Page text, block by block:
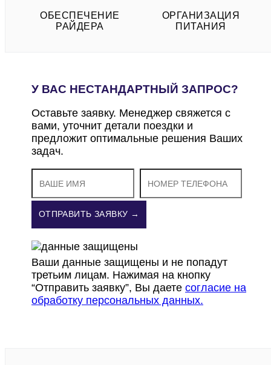
ОБЕСПЕЧЕНИЕ
РАЙДЕРА
ОРГАНИЗАЦИЯ
ПИТАНИЯ
У ВАС НЕСТАНДАРТНЫЙ ЗАПРОС?
Оставьте заявку. Менеджер свяжется с
вами, уточнит детали поездки и
предложит оптимальные решения Ваших
задач.
ОТПРАВИТЬ ЗАЯВКУ →
Ваши данные защищены и не попадут
третьим лицам. Нажимая на кнопку
“Отправить заявку”, Вы даете согласие на
обработку персональных данных.